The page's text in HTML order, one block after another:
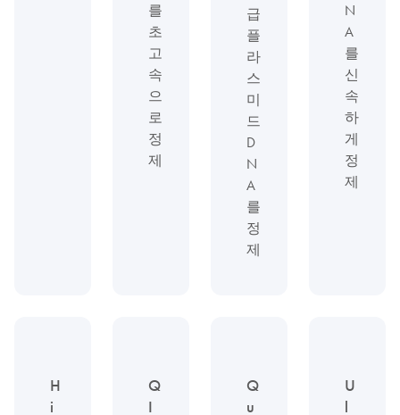
를
초
고
속
으
로
정
제
급
플
라
스
미
드
D
N
A
를
정
제
N
A
를
신
속
하
게
정
제
H
i
Q
I
Q
u
U
l